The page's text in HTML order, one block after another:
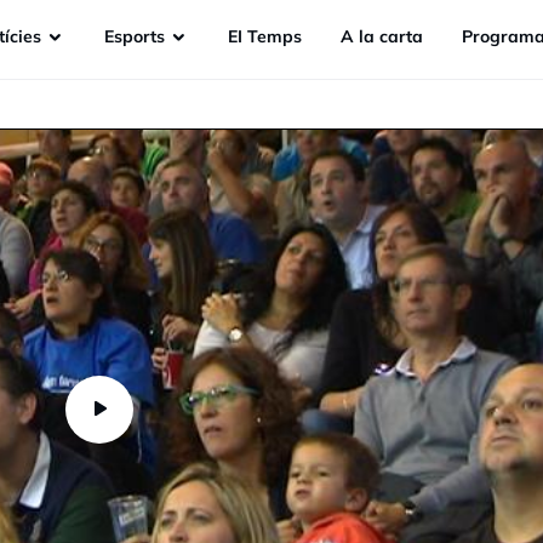
Esports EI Temps A la carta